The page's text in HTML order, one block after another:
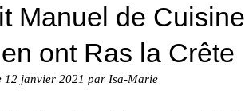
Manuel de
ont Ras la Crête
12 janvier 2021 par Isa-Marie